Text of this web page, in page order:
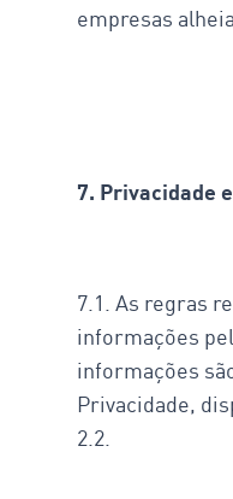
empresas
7. Privacidade
7.1. As regras
informações
informações
Privacidade,
2.2.